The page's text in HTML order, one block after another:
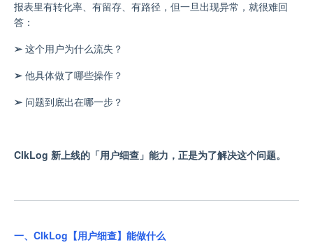
报表里有转化率、有留存、有路径，但一旦出现异常，就很难回
答：
➢ 这个用户为什么流失？
➢ 他具体做了哪些操作？
➢ 问题到底出在哪一步？
ClkLog 新上线的「用户细查」能力，正是为了解决这个问题。
一、ClkLog【用户细查】能做什么